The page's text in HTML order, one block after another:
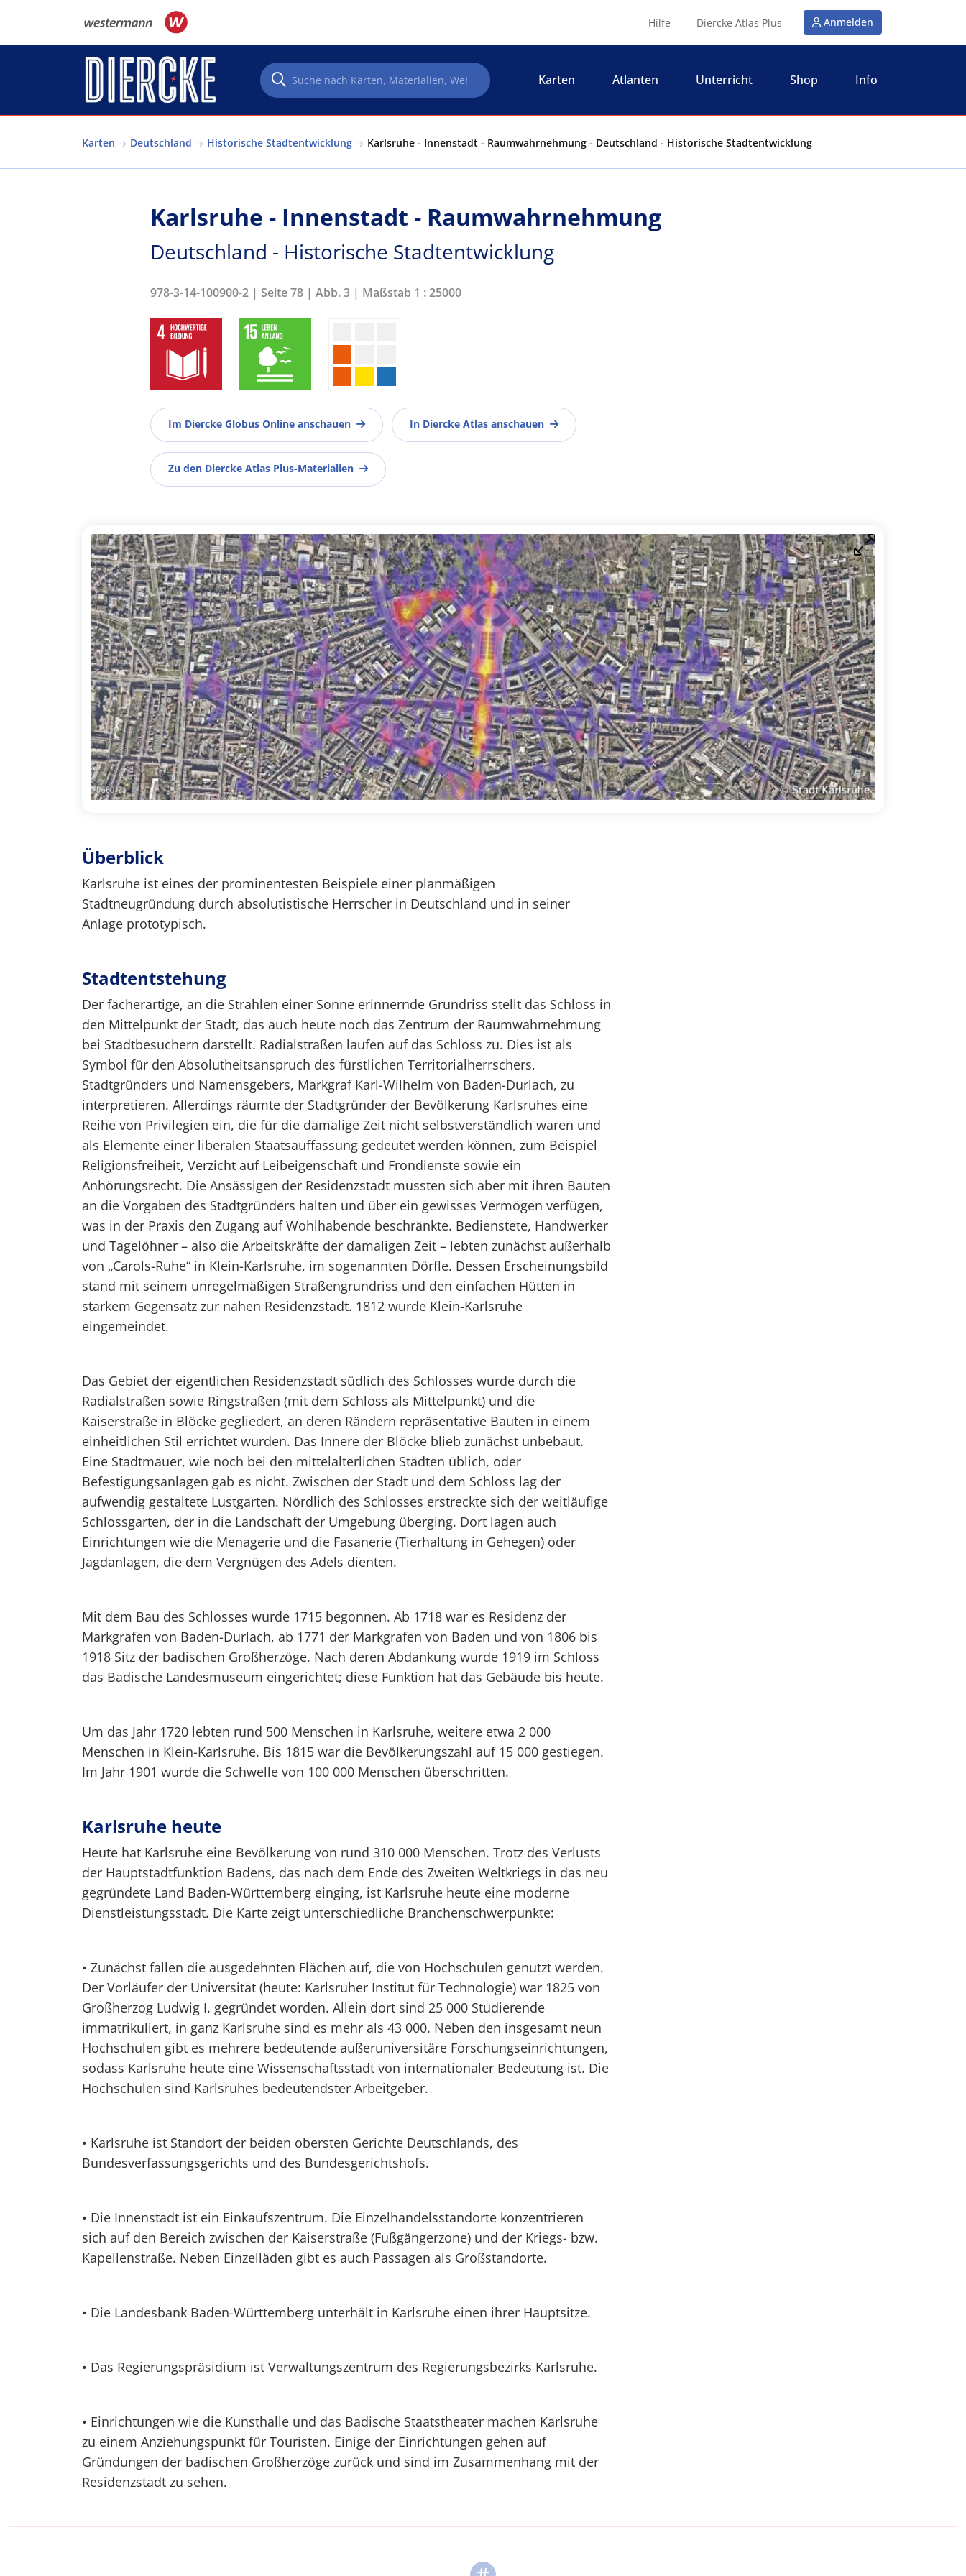
Hilfe Diercke Atlas Plus Anmelden
Karten Atlanten Unterricht Shop Info
Karten Deutschland Historische Stadtentwicklung Karlsruhe - Innenstadt - Raumwahrnehmung - Deutschland - Historische Stadtentwicklung
Karlsruhe - Innenstadt - Raumwahrnehmung
Deutschland - Historische Stadtentwicklung
978-3-14-100900-2 | Seite 78 | Abb. 3 | Maßstab 1 : 25000
Im Diercke Globus Online anschauen In Diercke Atlas anschauen
Zu den Diercke Atlas Plus-Materialien
Überblick
Karlsruhe ist eines der prominentesten Beispiele einer planmäßigen
Stadtneugründung durch absolutistische Herrscher in Deutschland und in seiner
Anlage prototypisch.
Stadtentstehung
Der fächerartige, an die Strahlen einer Sonne erinnernde Grundriss stellt das Schloss in
den Mittelpunkt der Stadt, das auch heute noch das Zentrum der Raumwahrnehmung
bei Stadtbesuchern darstellt. Radialstraßen laufen auf das Schloss zu. Dies ist als
Symbol für den Absolutheitsanspruch des fürstlichen Territorialherrschers,
Stadtgründers und Namensgebers, Markgraf Karl-Wilhelm von Baden-Durlach, zu
interpretieren. Allerdings räumte der Stadtgründer der Bevölkerung Karlsruhes eine
Reihe von Privilegien ein, die für die damalige Zeit nicht selbstverständlich waren und
als Elemente einer liberalen Staatsauffassung gedeutet werden können, zum Beispiel
Religionsfreiheit, Verzicht auf Leibeigenschaft und Frondienste sowie ein
Anhörungsrecht. Die Ansässigen der Residenzstadt mussten sich aber mit ihren Bauten
an die Vorgaben des Stadtgründers halten und über ein gewisses Vermögen verfügen,
was in der Praxis den Zugang auf Wohlhabende beschränkte. Bedienstete, Handwerker
und Tagelöhner – also die Arbeitskräfte der damaligen Zeit – lebten zunächst außerhalb
von „Carols-Ruhe“ in Klein-Karlsruhe, im sogenannten Dörfle. Dessen Erscheinungsbild
stand mit seinem unregelmäßigen Straßengrundriss und den einfachen Hütten in
starkem Gegensatz zur nahen Residenzstadt. 1812 wurde Klein-Karlsruhe
eingemeindet.
Das Gebiet der eigentlichen Residenzstadt südlich des Schlosses wurde durch die
Radialstraßen sowie Ringstraßen (mit dem Schloss als Mittelpunkt) und die
Kaiserstraße in Blöcke gegliedert, an deren Rändern repräsentative Bauten in einem
einheitlichen Stil errichtet wurden. Das Innere der Blöcke blieb zunächst unbebaut.
Eine Stadtmauer, wie noch bei den mittelalterlichen Städten üblich, oder
Befestigungsanlagen gab es nicht. Zwischen der Stadt und dem Schloss lag der
aufwendig gestaltete Lustgarten. Nördlich des Schlosses erstreckte sich der weitläufige
Schlossgarten, der in die Landschaft der Umgebung überging. Dort lagen auch
Einrichtungen wie die Menagerie und die Fasanerie (Tierhaltung in Gehegen) oder
Jagdanlagen, die dem Vergnügen des Adels dienten.
Mit dem Bau des Schlosses wurde 1715 begonnen. Ab 1718 war es Residenz der
Markgrafen von Baden-Durlach, ab 1771 der Markgrafen von Baden und von 1806 bis
1918 Sitz der badischen Großherzöge. Nach deren Abdankung wurde 1919 im Schloss
das Badische Landesmuseum eingerichtet; diese Funktion hat das Gebäude bis heute.
Um das Jahr 1720 lebten rund 500 Menschen in Karlsruhe, weitere etwa 2 000
Menschen in Klein-Karlsruhe. Bis 1815 war die Bevölkerungszahl auf 15 000 gestiegen.
Im Jahr 1901 wurde die Schwelle von 100 000 Menschen überschritten.
Karlsruhe heute
Heute hat Karlsruhe eine Bevölkerung von rund 310 000 Menschen. Trotz des Verlusts
der Hauptstadtfunktion Badens, das nach dem Ende des Zweiten Weltkriegs in das neu
gegründete Land Baden-Württemberg einging, ist Karlsruhe heute eine moderne
Dienstleistungsstadt. Die Karte zeigt unterschiedliche Branchenschwerpunkte:
• Zunächst fallen die ausgedehnten Flächen auf, die von Hochschulen genutzt werden.
Der Vorläufer der Universität (heute: Karlsruher Institut für Technologie) war 1825 von
Großherzog Ludwig I. gegründet worden. Allein dort sind 25 000 Studierende
immatrikuliert, in ganz Karlsruhe sind es mehr als 43 000. Neben den insgesamt neun
Hochschulen gibt es mehrere bedeutende außeruniversitäre Forschungseinrichtungen,
sodass Karlsruhe heute eine Wissenschaftsstadt von internationaler Bedeutung ist. Die
Hochschulen sind Karlsruhes bedeutendster Arbeitgeber.
• Karlsruhe ist Standort der beiden obersten Gerichte Deutschlands, des
Bundesverfassungsgerichts und des Bundesgerichtshofs.
• Die Innenstadt ist ein Einkaufszentrum. Die Einzelhandelsstandorte konzentrieren
sich auf den Bereich zwischen der Kaiserstraße (Fußgängerzone) und der Kriegs- bzw.
Kapellenstraße. Neben Einzelläden gibt es auch Passagen als Großstandorte.
• Die Landesbank Baden-Württemberg unterhält in Karlsruhe einen ihrer Hauptsitze.
• Das Regierungspräsidium ist Verwaltungszentrum des Regierungsbezirks Karlsruhe.
• Einrichtungen wie die Kunsthalle und das Badische Staatstheater machen Karlsruhe
zu einem Anziehungspunkt für Touristen. Einige der Einrichtungen gehen auf
Gründungen der badischen Großherzöge zurück und sind im Zusammenhang mit der
Residenzstadt zu sehen.